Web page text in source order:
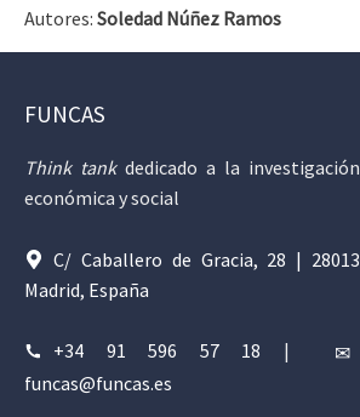
Autores: Soledad Núñez Ramos
FUNCAS
Think tankdedicado a la investigación
económica y social
C/ Caballero de Gracia, 28 | 28013
Madrid, España
+34 91 596 57 18
|
funcas@funcas.es